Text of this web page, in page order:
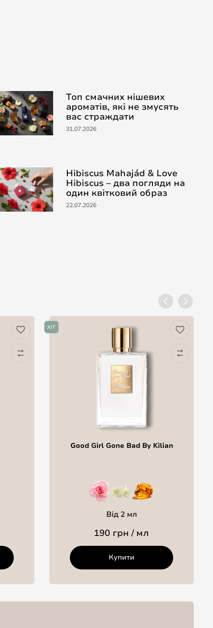
Топ смачних нішевих
ароматів, які не змусять
вас страждати
31.07.2026
Hibiscus Mahajád & Love
Hibiscus – два погляди на
один квітковий образ
22.07.2026
ХІТ
Good Girl Gone Bad By Kilian
Від 2 мл
190 грн / мл
Купити